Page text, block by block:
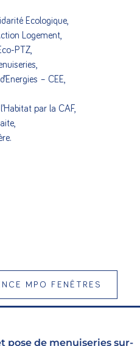
Ecologique,
Logement,
PTZ,
– CEE,
par la CAF,
MPO FENÊTRES
pose de menuiseries sur-